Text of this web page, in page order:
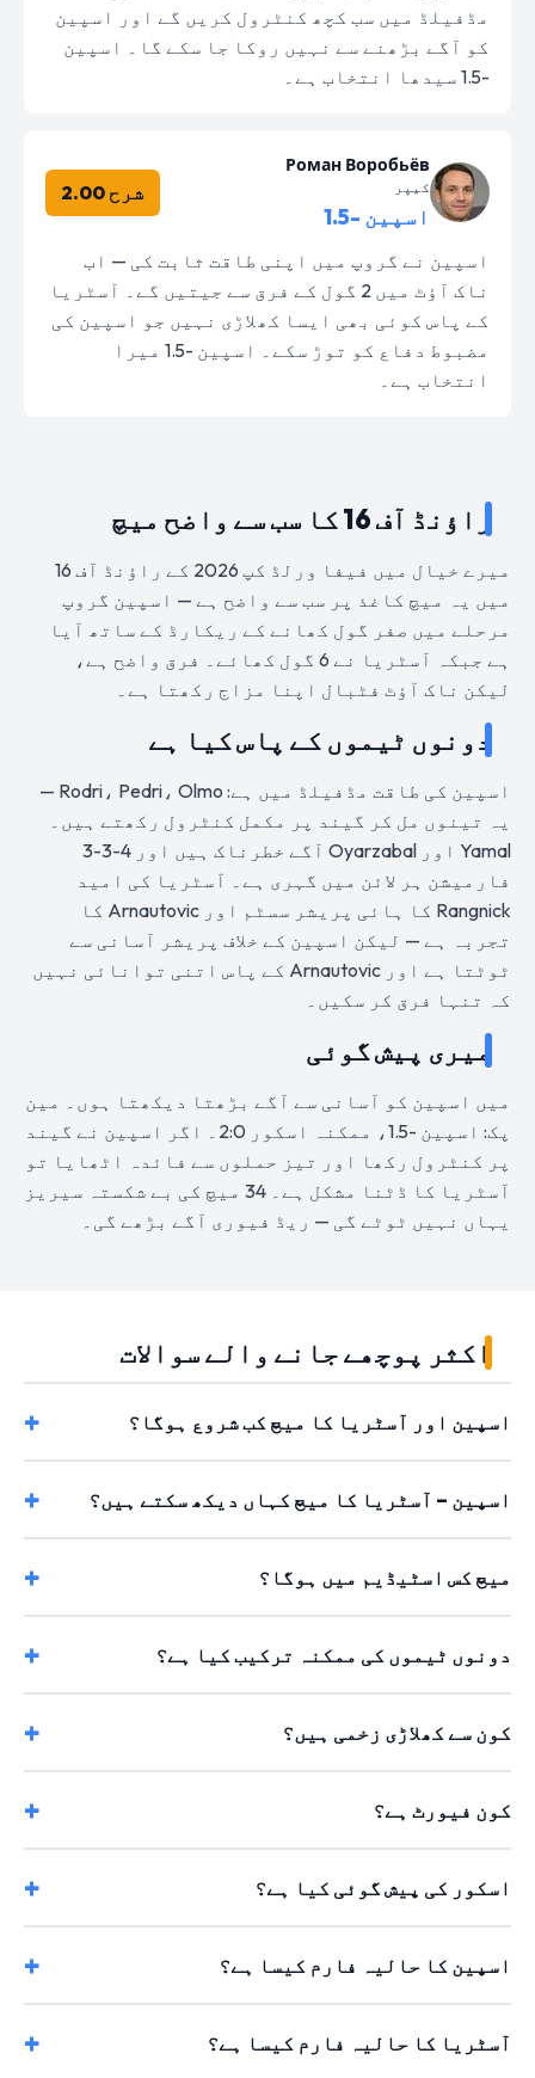
مڈفیلڈ میں سب کچھ کنٹرول کریں گے اور اسپین
کو آگے بڑھنے سے نہیں روکا جا سکے گا۔ اسپین
-1.5 سیدھا انتخاب ہے۔
Роман Воробьёв
کیپر
اسپین -1.5
شرح 2.00
اسپین نے گروپ میں اپنی طاقت ثابت کی — اب
ناک آؤٹ میں 2 گول کے فرق سے جیتیں گے۔ آسٹریا
کے پاس کوئی بھی ایسا کھلاڑی نہیں جو اسپین کی
مضبوط دفاع کو توڑ سکے۔ اسپین -1.5 میرا
انتخاب ہے۔
راؤنڈ آف 16 کا سب سے واضح میچ
میرے خیال میں فیفا ورلڈ کپ 2026 کے راؤنڈ آف 16
میں یہ میچ کاغذ پر سب سے واضح ہے — اسپین گروپ
مرحلے میں صفر گول کھانے کے ریکارڈ کے ساتھ آیا
ہے جبکہ آسٹریا نے 6 گول کھائے۔ فرق واضح ہے،
لیکن ناک آؤٹ فٹبال اپنا مزاج رکھتا ہے۔
دونوں ٹیموں کے پاس کیا ہے
اسپین کی طاقت مڈفیلڈ میں ہے: Rodri، Pedri، Olmo —
یہ تینوں مل کر گیند پر مکمل کنٹرول رکھتے ہیں۔
Yamal اور Oyarzabal آگے خطرناک ہیں اور 4-3-3
فارمیشن ہر لائن میں گہری ہے۔ آسٹریا کی امید
Rangnick کا ہائی پریشر سسٹم اور Arnautovic کا
تجربہ ہے — لیکن اسپین کے خلاف پریشر آسانی سے
ٹوٹتا ہے اور Arnautovic کے پاس اتنی توانائی نہیں
کہ تنہا فرق کر سکیں۔
میری پیش گوئی
میں اسپین کو آسانی سے آگے بڑھتا دیکھتا ہوں۔ مین
پک: اسپین -1.5، ممکنہ اسکور 2:0۔ اگر اسپین نے گیند
پر کنٹرول رکھا اور تیز حملوں سے فائدہ اٹھایا تو
آسٹریا کا ڈٹنا مشکل ہے۔ 34 میچ کی بے شکستہ سیریز
یہاں نہیں ٹوٹے گی — ریڈ فیوری آگے بڑھے گی۔
اکثر پوچھے جانے والے سوالات
اسپین اور آسٹریا کا میچ کب شروع ہوگا؟
اسپین – آسٹریا کا میچ کہاں دیکھ سکتے ہیں؟
میچ کس اسٹیڈیم میں ہوگا؟
دونوں ٹیموں کی ممکنہ ترکیب کیا ہے؟
کون سے کھلاڑی زخمی ہیں؟
کون فیورٹ ہے؟
اسکور کی پیش گوئی کیا ہے؟
اسپین کا حالیہ فارم کیسا ہے؟
آسٹریا کا حالیہ فارم کیسا ہے؟